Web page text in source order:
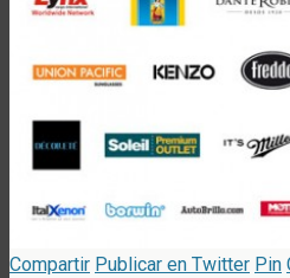
Compartir Publicar en Twitter Pin